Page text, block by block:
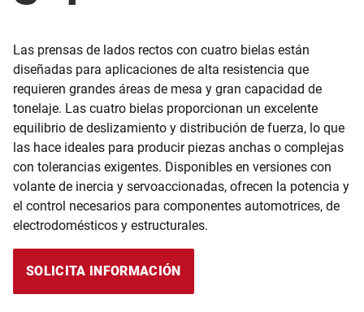
Las prensas de lados rectos con cuatro bielas están
diseñadas para aplicaciones de alta resistencia que
requieren grandes áreas de mesa y gran capacidad de
tonelaje. Las cuatro bielas proporcionan un excelente
equilibrio de deslizamiento y distribución de fuerza, lo que
las hace ideales para producir piezas anchas o complejas
con tolerancias exigentes. Disponibles en versiones con
volante de inercia y servoaccionadas, ofrecen la potencia y
el control necesarios para componentes automotrices, de
electrodomésticos y estructurales.
SOLICITA INFORMACIÓN